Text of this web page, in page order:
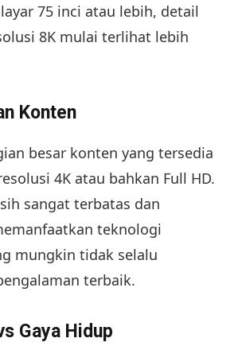
75 inci atau lebih, detail
8K mulai terlihat lebih
Konten
besar konten yang tersedia
4K atau bahkan Full HD.
sangat terbatas dan
teknologi
mungkin tidak selalu
terbaik.
Gaya Hidup